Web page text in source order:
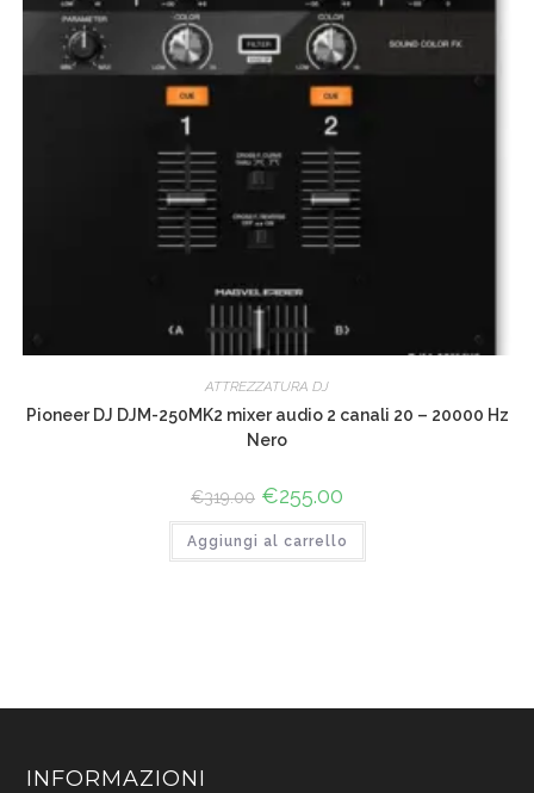
ATTREZZATURA DJ
Pioneer DJ DJM-250MK2 mixer audio 2 canali 20 – 20000 Hz
Nero
€319.00 Il
prezzo
originale
era:
€319.00.
€255.00
attuale
è:
€255.00.
Aggiungi al carrello
INFORMAZIONI